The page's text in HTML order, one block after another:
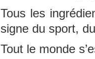
Tous les
signe du sport,
Tout le monde